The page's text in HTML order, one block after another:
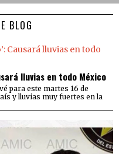
BLOG
lluvias en todo México
para este martes 16 de
y lluvias muy fuertes en la